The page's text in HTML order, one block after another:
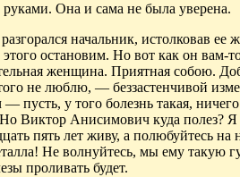
руками. Она и сама не была уверена.
начальник, истолковав ее
остановим. Но вот как он вам-
женщина. Приятная собою.
не люблю, — беззастенчивой
пусть, у того болезнь такая,
Виктор Анисимович куда полез? Я
пять лет живу, а полюбуйтесь на
Не волнуйтесь, мы ему такую
проливать будет.